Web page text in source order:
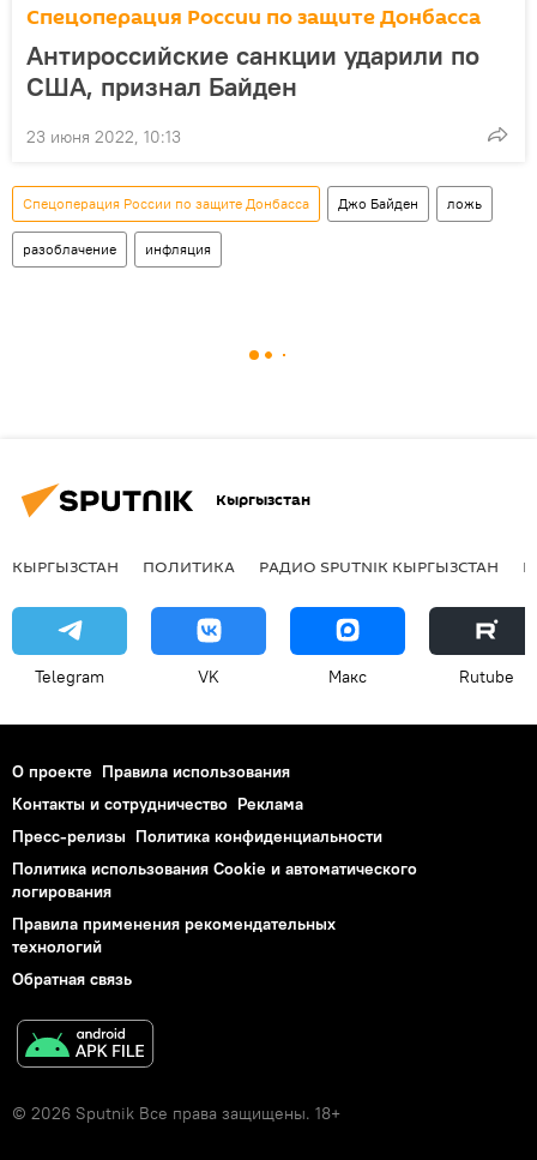
Спецоперация России по защите Донбасса
Антироссийские санкции ударили по
США, признал Байден
23 июня 2022, 10:13
Спецоперация России по защите Донбасса Джо Байден ложь
разоблачение инфляция
Кыргызстан
КЫРГЫЗСТАН ПОЛИТИКА РАДИО SPUTNIK КЫРГЫЗСТАН
Telegram VK Макс Rutube
О проекте Правила использования
Контакты и сотрудничество Реклама
Пресс-релизы Политика конфиденциальности
Политика использования Cookie и автоматического
логирования
Правила применения рекомендательных
технологий
Обратная связь
© 2026 Sputnik Все права защищены. 18+